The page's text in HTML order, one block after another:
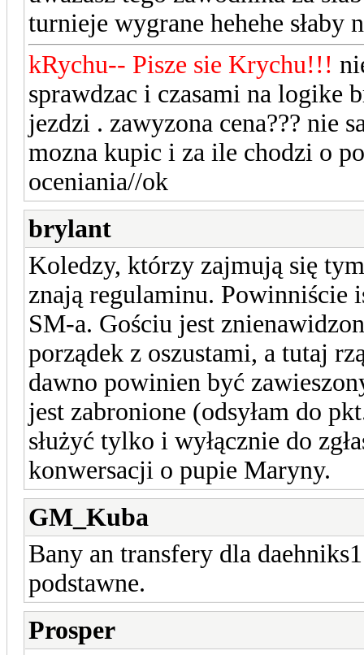
turnieje wygrane hehehe
kRychu-- Pisze sie Krychu!!!
sprawdzac i czasami na logike
jezdzi . zawyzona cena??? nie
mozna kupic i za ile chodzi o
oceniania//ok
brylant
Koledzy, którzy zajmują się
znają regulaminu. Powinniście
SM-a. Gościu jest
porządek z oszustami, a tutaj
dawno powinien być
jest zabronione (odsyłam do
służyć tylko i wyłącznie do
konwersacji o pupie Maryny.
GM_Kuba
Bany an transfery dla
podstawne.
Prosper